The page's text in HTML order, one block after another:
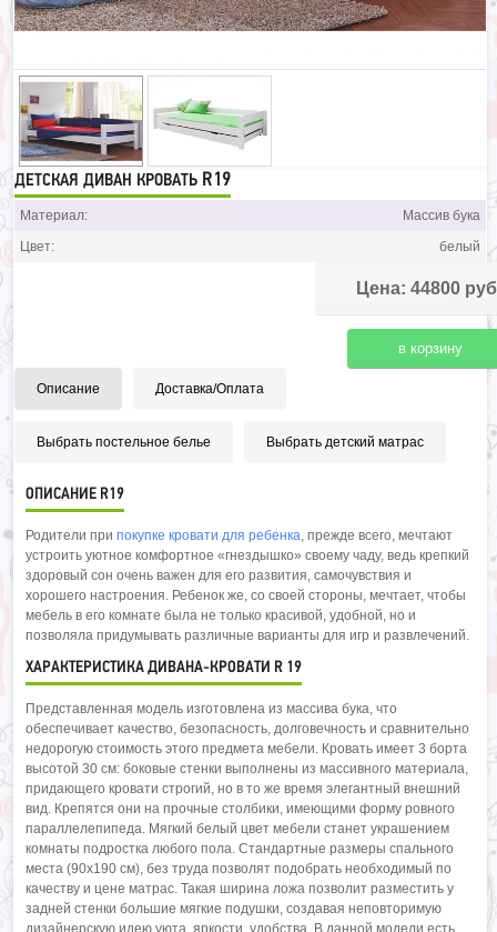
ДЕТСКАЯ ДИВАН КРОВАТЬ R19
Материал:
Массив бука
Цвет:
белый
Цена: 44800
Описание Доставка/Оплата
Выбрать постельное белье Выбрать детский матрас
ОПИСАНИЕ R19
Родители при покупке кровати для ребенка, прежде всего, мечтают
устроить уютное комфортное «гнездышко» своему чаду, ведь крепкий
здоровый сон очень важен для его развития, самочувствия и
хорошего настроения. Ребенок же, со своей стороны, мечтает, чтобы
мебель в его комнате была не только красивой, удобной, но и
позволяла придумывать различные варианты для игр и развлечений.
ХАРАКТЕРИСТИКА ДИВАНА-КРОВАТИ R 19
Представленная модель изготовлена из массива бука, что
обеспечивает качество, безопасность, долговечность и сравнительно
недорогую стоимость этого предмета мебели. Кровать имеет 3 борта
высотой 30 см: боковые стенки выполнены из массивного материала,
придающего кровати строгий, но в то же время элегантный внешний
вид. Крепятся они на прочные столбики, имеющими форму ровного
параллелепипеда. Мягкий белый цвет мебели станет украшением
комнаты подростка любого пола. Стандартные размеры спального
места (90х190 см), без труда позволят подобрать необходимый по
качеству и цене матрас. Такая ширина ложа позволит разместить у
задней стенки большие мягкие подушки, создавая неповторимую
дизайнерскую идею уюта, яркости, удобства. В данной модели есть